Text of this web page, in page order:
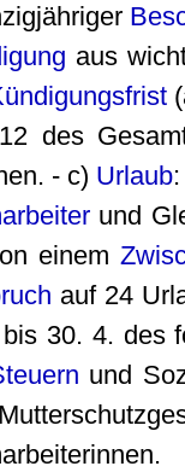
aus
des
- c) Urlaub
und
einem
auf 24
30. 4. des
und